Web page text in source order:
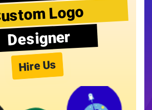
Logo
Designer
Hire Us